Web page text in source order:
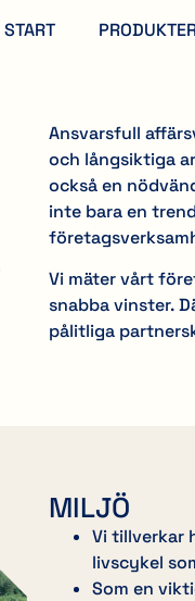
START
Ansvarsfull
och långsiktiga
också en
inte bara en
Vi mäter vårt
snabba vinster.
pålitliga
MILJÖ
Vi tillverkar
livscykel
Som en